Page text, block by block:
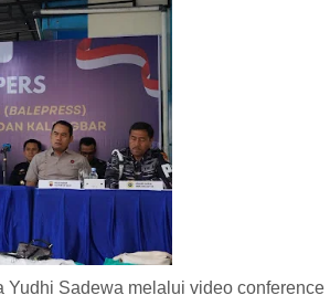
Sadewa melalui video conference